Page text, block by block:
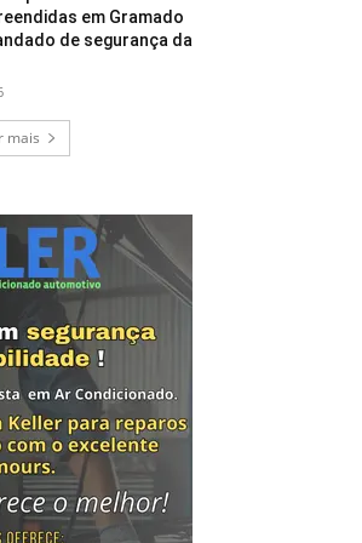
em Gramado
de segurança da
mais